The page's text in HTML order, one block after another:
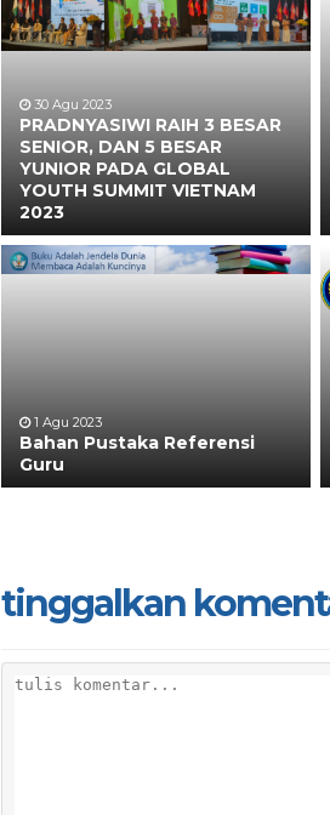
30 Agu 2023
PRADNYASIWI RAIH 3 BESAR
SENIOR, DAN 5 BESAR
YUNIOR PADA GLOBAL
YOUTH SUMMIT VIETNAM
2023
1 Agu 2023
Bahan Pustaka Referensi
Guru
tinggalkan